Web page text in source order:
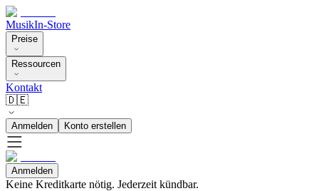
MusikIn-Store
Preise
Ressourcen
Kontakt
🇩🇪
Anmelden Konto erstellen
Anmelden
Keine Kreditkarte nötig. Jederzeit kündbar.